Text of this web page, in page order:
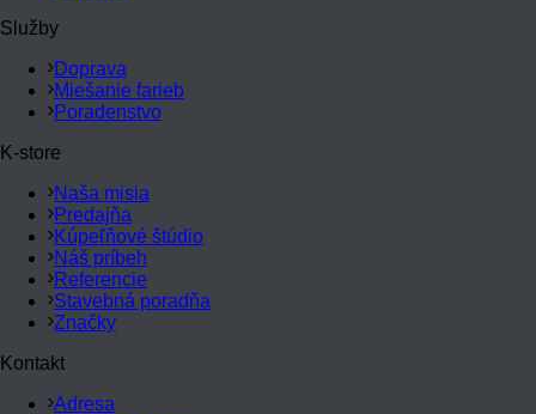
Služby
Doprava
Miešanie farieb
Poradenstvo
K-store
Naša misia
Predajňa
Kúpeľňové štúdio
Náš príbeh
Referencie
Stavebná poradňa
Značky
Kontakt
Adresa